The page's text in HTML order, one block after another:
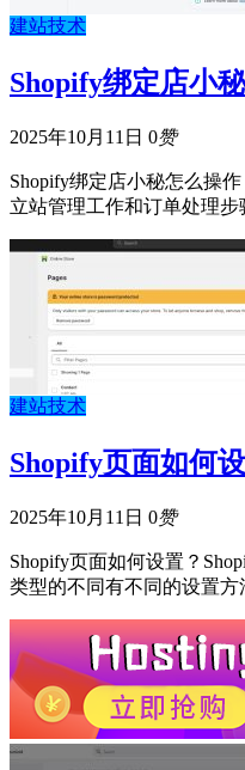
建站技术
Shopify绑定店小
2025年10月11日 0赞
Shopify绑定店小秘怎么操
立站管理工作和订单处理
建站技术
Shopify页面如何
2025年10月11日 0赞
Shopify页面如何设置？
类型的不同有不同的设置